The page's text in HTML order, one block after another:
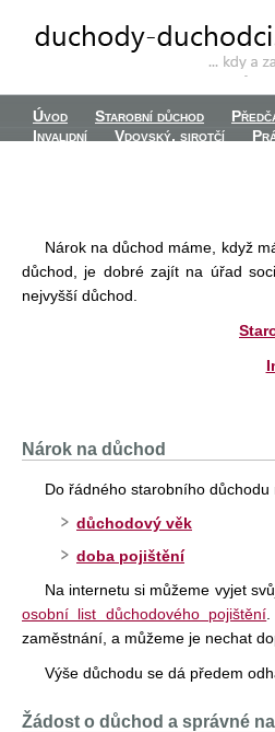
Úvod Starobní důchod
Invalidní
Vdovský, sirotčí
Nárok na důchod máme, když
důchod, je dobré zajít na úřad
nejvyšší důchod.
Nárok na důchod
Do řádného starobního
důchodový věk
doba pojištění
Na internetu si můžeme vyjet
osobní list důchodového pojištění
zaměstnání, a můžeme je nechat
Výše důchodu se dá předem
Žádost o důchod a správné